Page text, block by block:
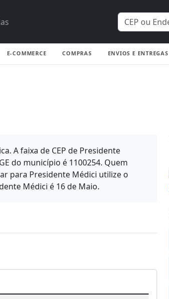
E-COMMERCE COMPRAS ENVIOS E ENTREGAS
A faixa de CEP de Presidente
do município é 1100254. Quem
para Presidente Médici utilize o
Médici é 16 de Maio.